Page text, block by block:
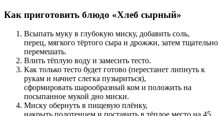
Как приготовить блюдо «Хлеб сырный»
Всыпать муку в глубокую миску, добавить соль,
перец, мягкого тёртого сыра и дрожжи, затем тщательно
перемешать.
Влить тёплую воду и замесить тесто.
Как только тесто будет готово (перестанет липнуть к
рукам и начнет слегка пузыриться),
сформировать шарообразный ком и положить на
посыпанное мукой дно миски.
Миску обернуть в пищевую плёнку,